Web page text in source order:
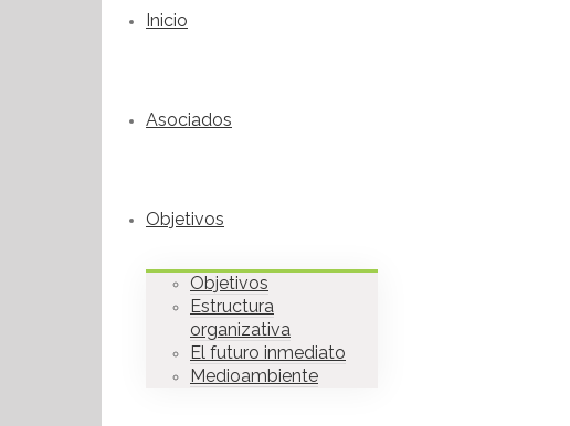
Inicio
Asociados
Objetivos
Objetivos
Estructura
organizativa
El futuro inmediato
Medioambiente